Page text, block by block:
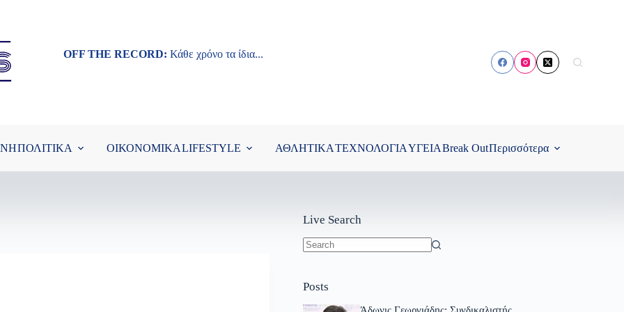
OFF THE RECORD: Κάθε χρόνο τα ίδια...
ΠΟΛΙΤΙΚΑ ΟΙΚΟΝΟΜΙΚΑLIFESTYLE ΑΘΛΗΤΙΚΑΤΕΧΝΟΛΟΓΙΑΥΓΕΙΑBreak OutΠερισσότερα
Live Search
Posts